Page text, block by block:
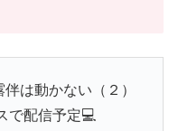
は動かない（２）
で配信予定💻